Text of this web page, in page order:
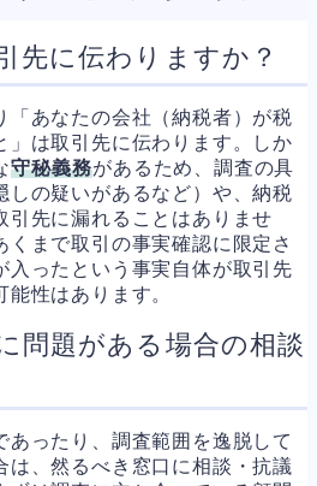
先に伝わりますか？
「あなたの会社（納税者）が税
」は取引先に伝わります。しか
守秘義務があるため、調査の具
しの疑いがあるなど）や、納税
引先に漏れることはありませ
くまで取引の事実確認に限定さ
入ったという事実自体が取引先
性はあります。
問題がある場合の相談
あったり、調査範囲を逸脱して
は、然るべき窓口に相談・抗議